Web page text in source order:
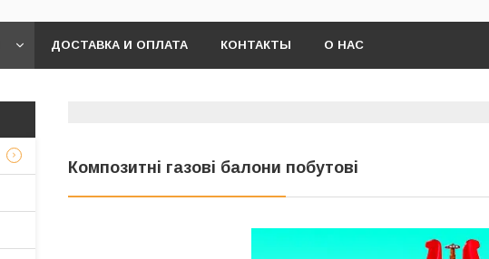
ДОСТАВКА И ОПЛАТА КОНТАКТЫ О НАС
Композитні газові балони побутові